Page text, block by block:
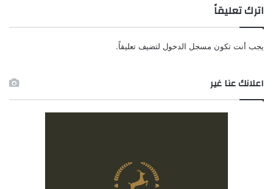
اترك تعليقاً
يجب أنت تكون مسجل الدخول لتضيف تعليقاً.
اعلانك عنا غير